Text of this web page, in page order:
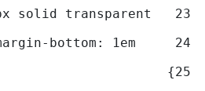
23
24
25
}